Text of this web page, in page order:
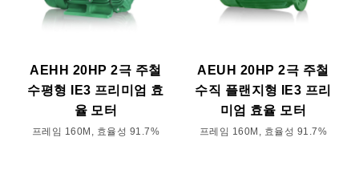
AEHH 20HP 2극 주철
수평형 IE3 프리미엄 효
율 모터
프레임 160M, 효율성 91.7%
AEUH 20HP 2극 주철
수직 플랜지형 IE3 프리
미엄 효율 모터
프레임 160M, 효율성 91.7%